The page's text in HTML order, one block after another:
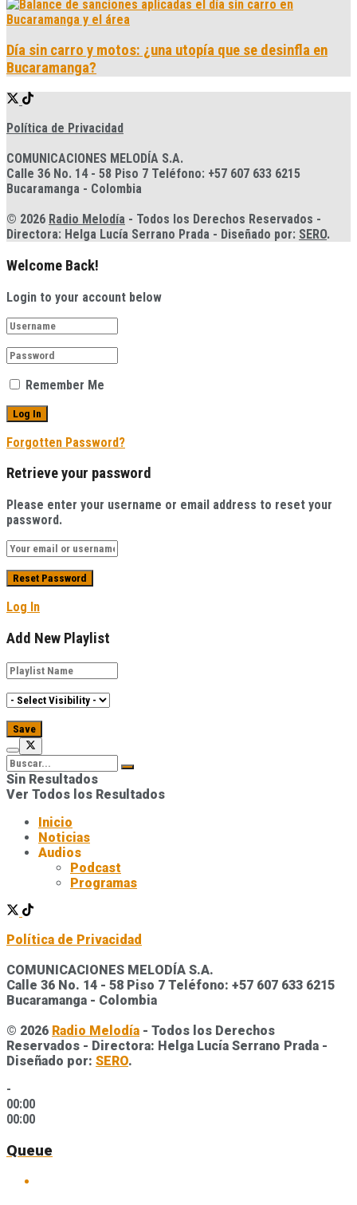
Día sin carro y motos: ¿una utopía que se desinfla en
Bucaramanga?
Política de Privacidad
COMUNICACIONES MELODÍA S.A.
Calle 36 No. 14 - 58 Piso 7 Teléfono: +57 607 633 6215
Bucaramanga - Colombia
© 2026 Radio Melodía - Todos los Derechos Reservados -
Directora: Helga Lucía Serrano Prada - Diseñado por: SERO.
Welcome Back!
Login to your account below
Remember Me
Forgotten Password?
Retrieve your password
Please enter your username or email address to reset your
password.
Log In
Add New Playlist
Sin Resultados
Ver Todos los Resultados
Inicio
Noticias
Audios
Podcast
Programas
Política de Privacidad
COMUNICACIONES MELODÍA S.A.
Calle 36 No. 14 - 58 Piso 7 Teléfono: +57 607 633 6215
Bucaramanga - Colombia
© 2026 Radio Melodía - Todos los Derechos
Reservados - Directora: Helga Lucía Serrano Prada -
Diseñado por: SERO.
-
00:00
00:00
Queue